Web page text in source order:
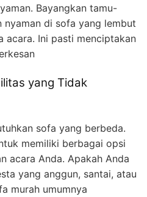
Bayangkan tamu-
nyaman di sofa yang lembut
acara. Ini pasti menciptakan
yang Tidak
sofa yang berbeda.
memiliki berbagai opsi
acara Anda. Apakah Anda
yang anggun, santai, atau
murah umumnya